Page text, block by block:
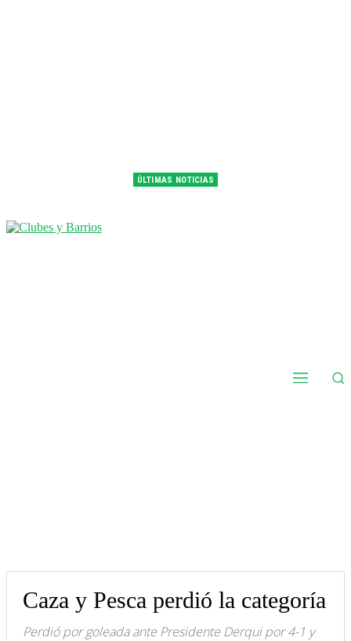
ÚLTIMAS NOTICIAS
Caza y Pesca perdió la categoría
Perdió por goleada ante Presidente Derqui por 4-1 y